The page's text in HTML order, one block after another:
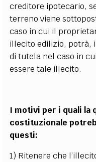
creditore ipotecario,
terreno viene
caso in cui il
illecito edilizio, potrà,
di tutela nel caso in
essere tale illecito.
I motivi per i quali
costituzionale
questi:
1) Ritenere che